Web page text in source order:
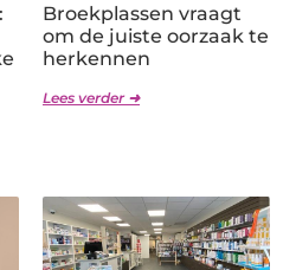
Broekplassen vraagt
om de juiste oorzaak te
herkennen
Lees verder ➜